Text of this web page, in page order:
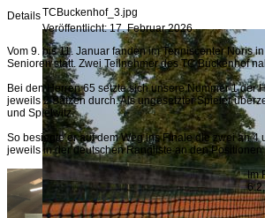
TCBuckenhof_3.jpg
Details
Veröffentlicht: 17. Februar 2026
Vom 9. bis 11. Januar fanden im Tenniscenter Noris
Senioren statt. Zwei Teilnehmer des TC Buckenhof
Bei den Herren 65 setzte sich unsere Nummer 1 der
jeweils 2 Sätzen durch. Als ungesetzter Spieler
und Spielwitz.
So besiegte er auf dem Weg ins Finale die zwei an
jeweils in der deutschen Rangliste an den Positionen
Im